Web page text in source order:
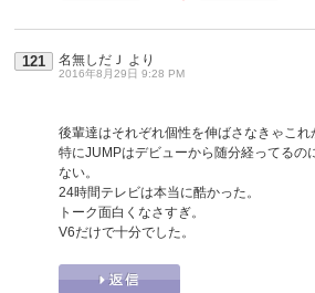
121 名無しだＪ より
2016年8月29日 9:28 PM
後輩達はそれぞれ個性を伸ばさなきゃこれ
特にJUMPはデビューから随分経ってるの
ない。
24時間テレビは本当に酷かった。
トーク面白くなさすぎ。
V6だけで十分でした。